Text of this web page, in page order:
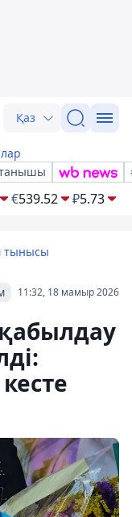
Қаз
€539.52 ₽5.73
тынысы
11:32, 18 мамыр 2026